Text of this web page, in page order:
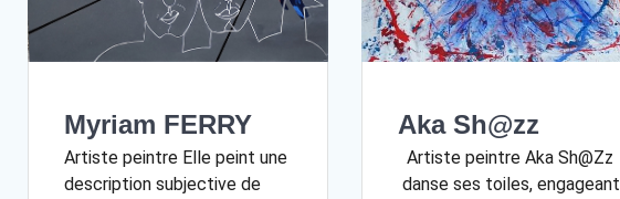
Myriam FERRY
Artiste peintre Elle peint une
description subjective de
Aka Sh@zz
Artiste peintre Aka Sh@Zz
danse ses toiles, engageant